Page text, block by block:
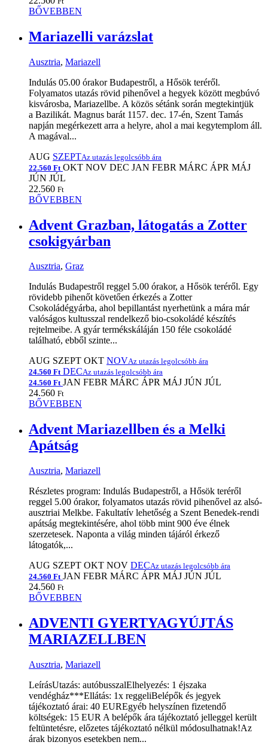
BŐVEBBEN
Mariazelli varázslat
Ausztria, Mariazell
Indulás 05.00 órakor Budapestről, a Hősök teréről.
Folyamatos utazás rövid pihenővel a hegyek között megbúvó
kisvárosba, Mariazellbe. A közös sétánk során megtekintjük
a Bazilikát. Magnus barát 1157. dec. 17-én, Szent Tamás
napján megérkezett arra a helyre, ahol a mai kegytemplom áll.
A magával...
AUG SZEPTAz utazás legolcsóbb ára
22.560 Ft OKT NOV DEC JAN FEBR MÁRC ÁPR MÁJ
JÚN JÚL
22.560 Ft
BŐVEBBEN
Advent Grazban, látogatás a Zotter
csokigyárban
Ausztria, Graz
Indulás Budapestről reggel 5.00 órakor, a Hősök teréről. Egy
rövidebb pihenőt követően érkezés a Zotter
Csokoládégyárba, ahol bepillantást nyerhetünk a mára már
valóságos kultusszal rendelkező bio-csokoládé készítés
rejtelmeibe. A gyár termékskáláján 150 féle csokoládé
található, ebből szinte...
AUG SZEPT OKT NOVAz utazás legolcsóbb ára
24.560 Ft DECAz utazás legolcsóbb ára
24.560 Ft JAN FEBR MÁRC ÁPR MÁJ JÚN JÚL
24.560 Ft
BŐVEBBEN
Advent Mariazellben és a Melki
Apátság
Ausztria, Mariazell
Részletes program: Indulás Budapestről, a Hősök teréről
reggel 5.00 órakor, folyamatos utazás rövid pihenővel az alsó-
ausztriai Melkbe. Fakultatív lehetőség a Szent Benedek-rendi
apátság megtekintésére, ahol több mint 900 éve élnek
szerzetesek. Naponta a világ minden tájáról érkező
látogatók,...
AUG SZEPT OKT NOV DECAz utazás legolcsóbb ára
24.560 Ft JAN FEBR MÁRC ÁPR MÁJ JÚN JÚL
24.560 Ft
BŐVEBBEN
ADVENTI GYERTYAGYÚJTÁS
MARIAZELLBEN
Ausztria, Mariazell
LeírásUtazás: autóbusszalElhelyezés: 1 éjszaka
vendégház***Ellátás: 1x reggeliBelépők és jegyek
tájékoztató árai: 40 EUREgyéb helyszínen fizetendő
költségek: 15 EUR A belépők ára tájékoztató jelleggel került
feltüntetésre, előzetes tájékoztató nélkül módosulhatnak!Az
árak bizonyos esetekben nem...